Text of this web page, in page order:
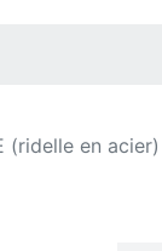
(ridelle en